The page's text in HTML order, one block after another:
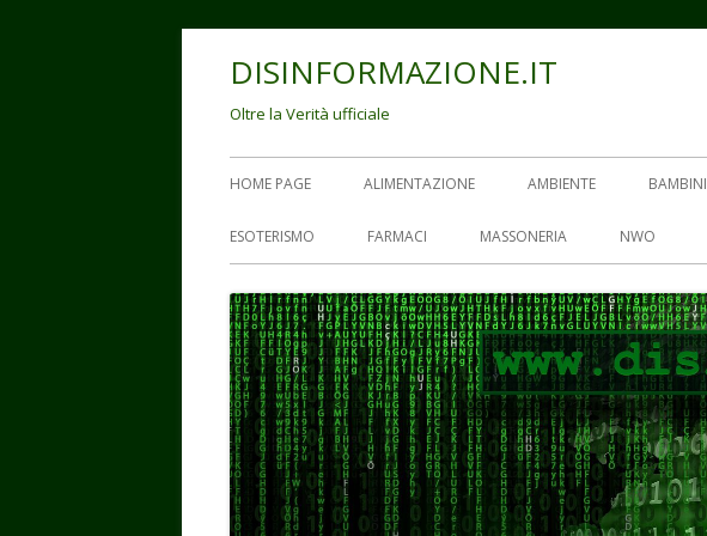
DISINFORMAZIONE.IT
Oltre la Verità ufficiale
Menu
principale
HOME PAGE ALIMENTAZIONE AMBIENTE BAMBINI
ESOTERISMO FARMACI MASSONERIA NWO